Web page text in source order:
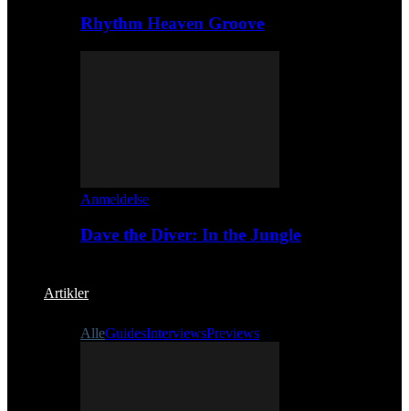
Rhythm Heaven Groove
Anmeldelse
Dave the Diver: In the Jungle
Artikler
AlleGuidesInterviewsPreviews